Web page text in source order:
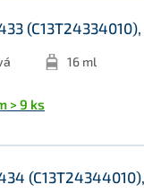
16 ml
> 9 ks